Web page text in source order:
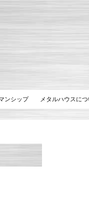
ンシップ メタルハウスに